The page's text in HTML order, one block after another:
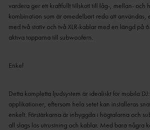
vardera ger ett kraftfullt tillskott till låg-, mellan- och
kombination som är omedelbart redo att användas,
med två stativ och två XLR-kablar med en längd på
aktiva topparna till subwoofern.
Enkel
Detta kompletta ljudsystem är idealiskt för mobila
applikationer, eftersom hela setet kan installeras
enkelt. Förstärkarna är inbyggda i högtalarna och
all slags lös utrustning och kablar. Med bara några